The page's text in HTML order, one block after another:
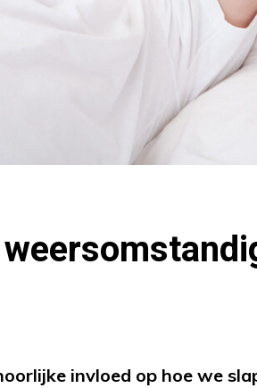
invloed op hoe we